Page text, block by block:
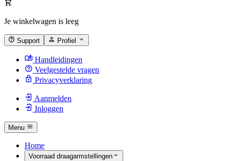
Je winkelwagen is leeg
Support Profiel
Handleidingen
Veelgestelde vragen
Privacyverklaring
Aanmelden
Inloggen
Menu
Home
Voorraad draagarmstellingen